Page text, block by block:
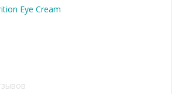
Eye Cream